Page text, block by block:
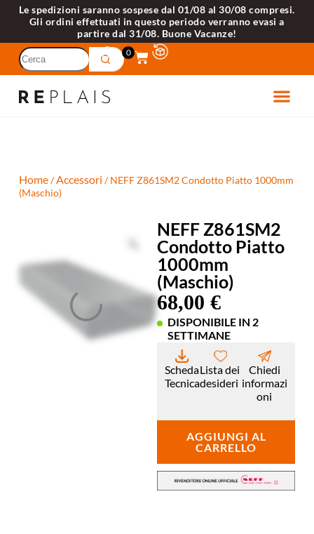
Le spedizioni saranno sospese dal 01/08 al 30/08 compresi.
Gli ordini effettuati in questo periodo verranno evasi a
partire dal 31/08. Buone Vacanze!
0
Home/Accessori / NEFF Z861SM2 Condotto Piatto 1000mm
(Maschio)
NEFF Z861SM2
Condotto Piatto
1000mm
(Maschio)
68,00 €
DISPONIBILE IN 2
SETTIMANE
Scheda
Tecnica
Lista dei
desideri
Chiedi
informazi
oni
AGGIUNGI AL
CARRELLO